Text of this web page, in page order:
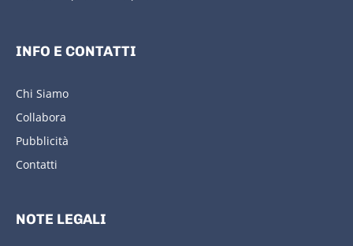
INFO E CONTATTI
Chi Siamo
Collabora
Pubblicità
Contatti
NOTE LEGALI